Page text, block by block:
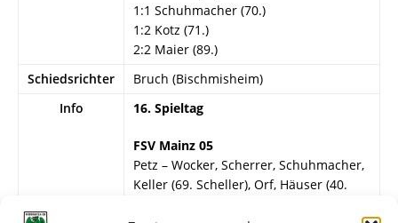
1:1 Schuhmacher (70.)
1:2 Kotz (71.)
2:2 Maier (89.)
Schiedsrichter
Bruch (Bischmisheim)
Info
16. Spieltag
FSV Mainz 05
Petz – Wocker, Scherrer, Schuhmacher,
Keller (69. Scheller), Orf, Häuser (40.